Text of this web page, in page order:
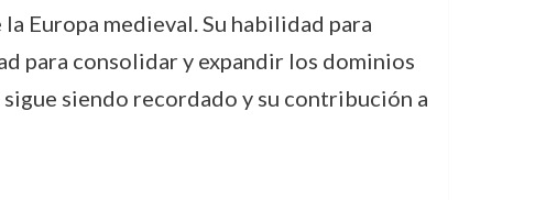
Europa medieval. Su habilidad para
para consolidar y expandir los dominios
siendo recordado y su contribución a